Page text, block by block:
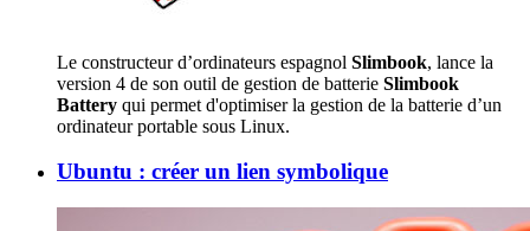
Le constructeur d’ordinateurs espagnol Slimbook, lance la
version 4 de son outil de gestion de batterie Slimbook
Battery qui permet d'optimiser la gestion de la batterie d’un
ordinateur portable sous Linux.
Ubuntu : créer un lien symbolique